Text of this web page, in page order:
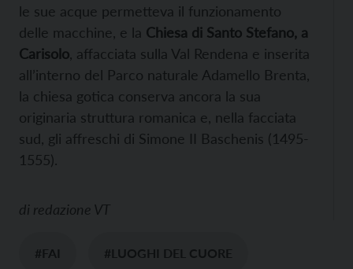
le sue acque permetteva il funzionamento
delle macchine, e la Chiesa di Santo Stefano, a
Carisolo , affacciata sulla Val Rendena e inserita
all’interno del Parco naturale Adamello Brenta,
la chiesa gotica conserva ancora la sua
originaria struttura romanica e, nella facciata
sud, gli affreschi di Simone II Baschenis (1495-
1555).
di redazione VT
#FAI #LUOGHI DEL CUORE